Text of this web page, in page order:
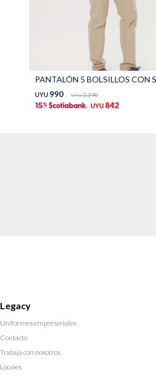
UYU 990 UYU 2.390
UYU 842
Legacy
Uniformes empresariales
Contacto
Trabaja con nosotros
Locales